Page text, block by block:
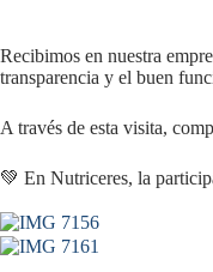
Recibimos en nuestra
transparencia y el buen
A través de esta visita,
💚 En Nutriceres, la